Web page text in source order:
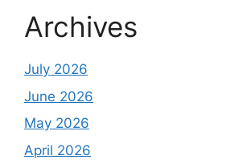
Archives
July 2026
June 2026
May 2026
April 2026